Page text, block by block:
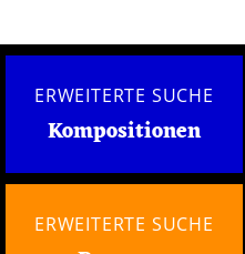
ERWEITERTE SUCHE
Kompositionen
ERWEITERTE SUCHE